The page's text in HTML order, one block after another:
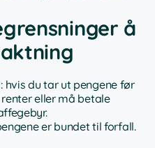
å
: hvis du tar ut pengene før
eller må betale
er bundet til forfall.